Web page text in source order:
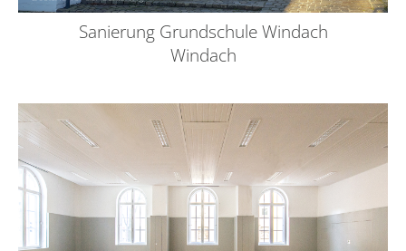
Sanierung Grundschule Windach
Windach